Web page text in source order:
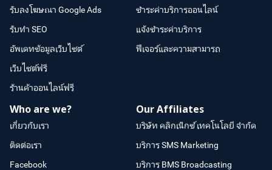
รับลงโฆษณา Google Ads
รับทำ SEO
อัพเดทข้อมูลเว็บไซต์
เว็บไซต์ฟรี
ร้านค้าออนไลน์ฟรี
ชำระค่าบริการออนไลน์
แจ้งชำระค่าบริการ
ฟีเจอร์และความสามารถ
Who are we?
เกี่ยวกับเรา
ติดต่อเรา
Facebook
Our Affiliates
บริษัท คลิกเน็กซ์ เทคโนโลยี จำกัด
บริการ SMS Marketing
บริการ BMS Broadcasting